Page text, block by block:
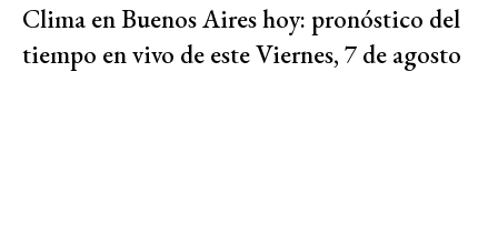
Clima en Buenos Aires hoy: pronóstico del
tiempo en vivo de este Viernes, 7 de agosto